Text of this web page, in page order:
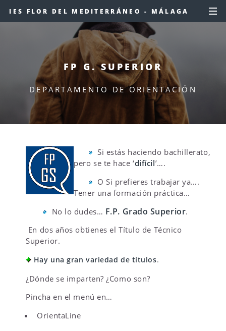
IES FLOR DEL MEDITERRÁNEO - MÁLAGA
FP G. SUPERIOR
DEPARTAMENTO DE ORIENTACIÓN
Si estás haciendo bachillerato,
pero se te hace ‘difícil’….
O Si prefieres trabajar ya….
Tener una formación práctica…
No lo dudes… F.P. Grado Superior.
En dos años obtienes el Título de Técnico
Superior.
Hay una gran variedad de títulos.
¿Dónde se imparten? ¿Como son?
Pincha en el menú en…
OrientaLine